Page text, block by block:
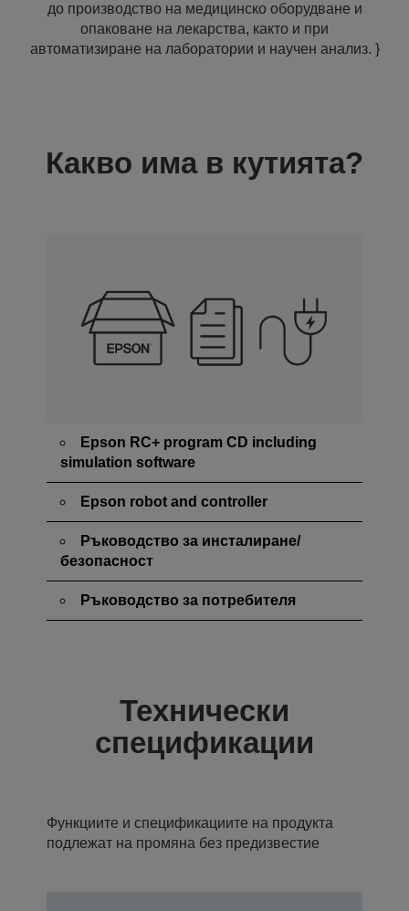
до производство на медицинско оборудване и
опаковане на лекарства, както и при
автоматизиране на лаборатории и научен анализ. }
Какво има в кутията?
Epson RC+ program CD including
simulation software
Epson robot and controller
Ръководство за инсталиране/
безопасност
Ръководство за потребителя
Технически
спецификации
Функциите и спецификациите на продукта
подлежат на промяна без предизвестие